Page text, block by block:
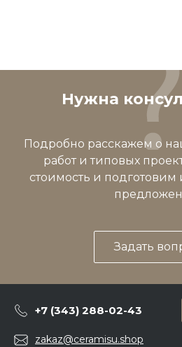
Нужна
Подробно расскажем о
работ и типовых
стоимость и
Задать
+7 (343) 288-02-43
zakaz@ceramisu.shop